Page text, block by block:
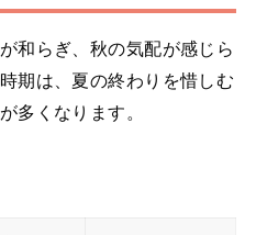
和らぎ、秋の気配が感じら
期は、夏の終わりを惜しむ
多くなります。